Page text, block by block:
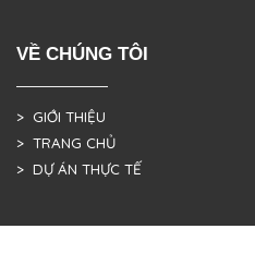
VỀ CHÚNG TÔI
> GIỚI THIỆU
> TRANG CHỦ
> DỰ ÁN THỰC TẾ